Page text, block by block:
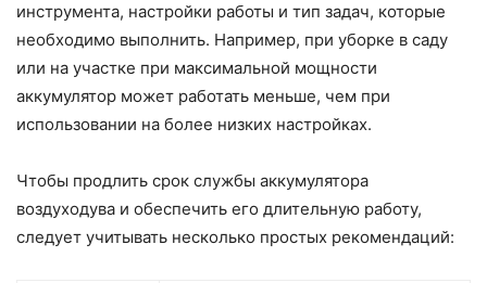
инструмента, настройки работы и тип задач, которые
необходимо выполнить. Например, при уборке в саду
или на участке при максимальной мощности
аккумулятор может работать меньше, чем при
использовании на более низких настройках.
Чтобы продлить срок службы аккумулятора
воздуходува и обеспечить его длительную работу,
следует учитывать несколько простых рекомендаций: